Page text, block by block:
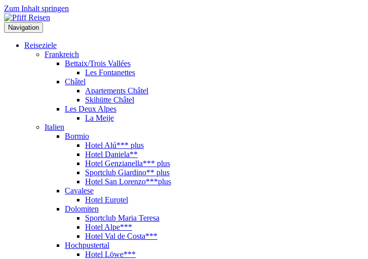
Zum Inhalt springen
Navigation
Reiseziele
Frankreich
Bettaix/Trois Vallées
Les Fontanettes
Châtel
Apartements Châtel
Skihütte Châtel
Les Deux Alpes
La Meije
Italien
Bormio
Hotel Alú*** plus
Hotel Daniela**
Hotel Genzianella*** plus
Sportclub Giardino** plus
Hotel San Lorenzo***plus
Cavalese
Hotel Eurotel
Dolomiten
Sportclub Maria Teresa
Hotel Alpe***
Hotel Val de Costa***
Hochpustertal
Hotel Löwe***